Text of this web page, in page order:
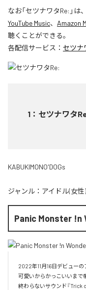
なお「セツナワタRe: 」は、
YouTube Music、 Amazon
聴くことができる。
各配信サービス： セツナ
1 ： セツナワタ
KABUKIMONO'DOGs
ジャンル： アイドル(女性)
Panic Monster !n
2022年11月16日デビューの
可愛いからかっこいいまで
終わらないサウンド『Trick